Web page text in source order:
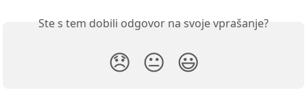
Ste s tem dobili odgovor na svoje vprašanje?
😞 😐 😃